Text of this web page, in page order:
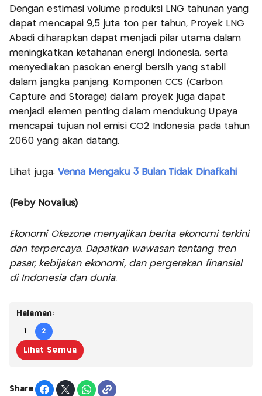
Dengan estimasi volume produksi LNG tahunan yang
dapat mencapai 9,5 juta ton per tahun, Proyek LNG
Abadi diharapkan dapat menjadi pilar utama dalam
meningkatkan ketahanan energi Indonesia, serta
menyediakan pasokan energi bersih yang stabil
dalam jangka panjang. Komponen CCS (Carbon
Capture and Storage) dalam proyek juga dapat
menjadi elemen penting dalam mendukung Upaya
mencapai tujuan nol emisi CO2 Indonesia pada tahun
2060 yang akan datang.
Lihat juga: Venna Mengaku 3 Bulan Tidak Dinafkahi
(Feby Novalius)
Ekonomi Okezone menyajikan berita ekonomi terkini
dan terpercaya. Dapatkan wawasan tentang tren
pasar, kebijakan ekonomi, dan pergerakan finansial
di Indonesia dan dunia.
Halaman:
1 2
Lihat Semua
Share